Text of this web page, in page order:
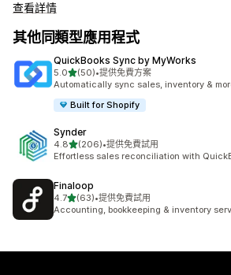
查看詳情
其他同類型應用程式
QuickBooks Sync by MyWorks
5.0滿分 5 顆星
(50)
共有 50 則評價
•提供免費方案
Automatically sync sales, inventory &
Built for Shopify
Synder
4.8滿分 5 顆星
(206)
共有 206 則評價
•提供免費試用
Effortless sales reconciliation with
Finaloop
4.7滿分 5 顆星
(63)
共有 63 則評價
•提供免費試用
Accounting, bookkeeping & inventory